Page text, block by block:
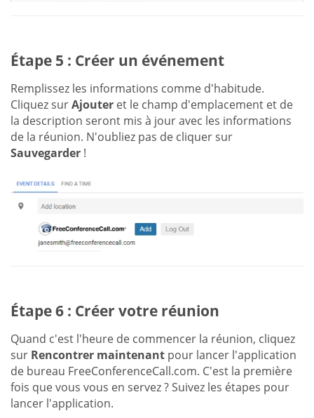
Étape 5 : Créer un événement
Remplissez les informations comme d'habitude.
Cliquez surAjouter et le champ d'emplacement et de
la description seront mis à jour avec les informations
de la réunion. N'oubliez pas de cliquer sur
Sauvegarder !
Étape 6 : Créer votre réunion
Quand c'est l'heure de commencer la réunion, cliquez
sur Rencontrer maintenant pour lancer l'application
de bureau FreeConferenceCall.com. C'est la première
fois que vous vous en servez ? Suivez les étapes pour
lancer l'application.